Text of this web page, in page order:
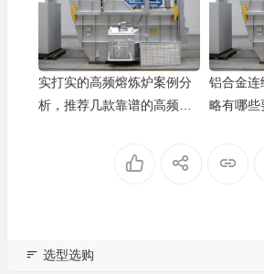
实打实的高频熔炼炉案例分
析，推荐几款靠谱的高频熔
铝合金连
略有哪些
选型选购